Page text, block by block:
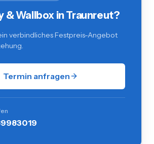
& Wallbox in Traunreut?
verbindliches Festpreis-Angebot
Termin anfragen